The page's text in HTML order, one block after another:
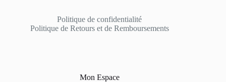
Politique de confidentialité
Politique de Retours et de Remboursements
Mon Espace